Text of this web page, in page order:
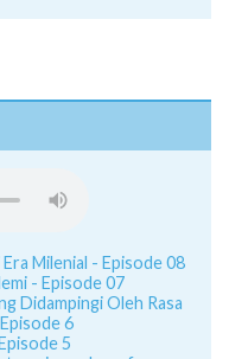
Milenial - Episode 08
- Episode 07
Didampingi Oleh Rasa
6
5